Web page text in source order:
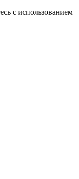
с использованием